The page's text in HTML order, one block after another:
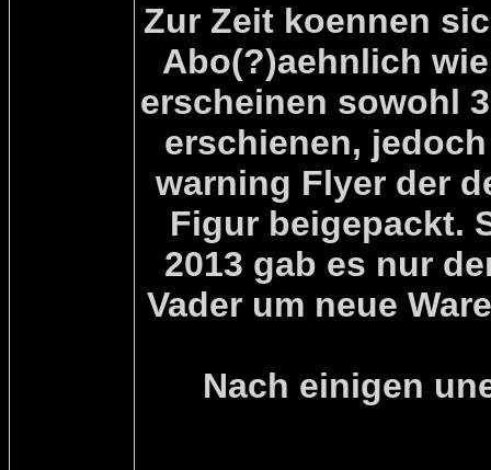
Zur Zeit koennen
Abo(?)aehnlich
erscheinen sowohl
erschienen,
warning Flyer der
Figur beigepackt.
2013 gab es nur
Vader um neue
Nach einigen